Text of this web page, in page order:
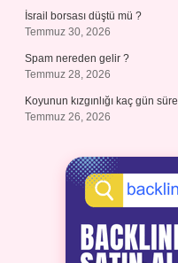
İsrail borsası düştü mü ?
Temmuz 30, 2026
Spam nereden gelir ?
Temmuz 28, 2026
Koyunun kızgınlığı kaç gün
Temmuz 26, 2026